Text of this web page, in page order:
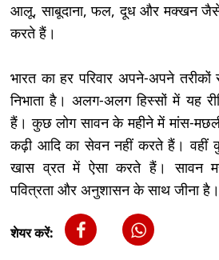
आलू, साबूदाना, फल, दूध और मक्खन
करते हैं।
भारत का हर परिवार अपने-अपने
निभाता है। अलग-अलग हिस्सों में यह
हैं। कुछ लोग सावन के महीने में मांस-
कढ़ी आदि का सेवन नहीं करते हैं। वहीं
खास व्रत में ऐसा करते हैं। सावन
पवित्रता और अनुशासन के साथ जीना है।
शेयर करें: